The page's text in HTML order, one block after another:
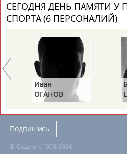
ТАБЛО АКТИВНОСТИ
ЦЕЛИ ПРОЕКТА КОНТАКТЫ
Вопросы сотрудничества и совместной
© Стадион, 1998-2026
Подпишись
СЕГОДНЯ ДЕНЬ ПАМЯТИ У
СПОРТА (6 ПЕРСОНАЛИЙ)
Иван
ОГАНОВ